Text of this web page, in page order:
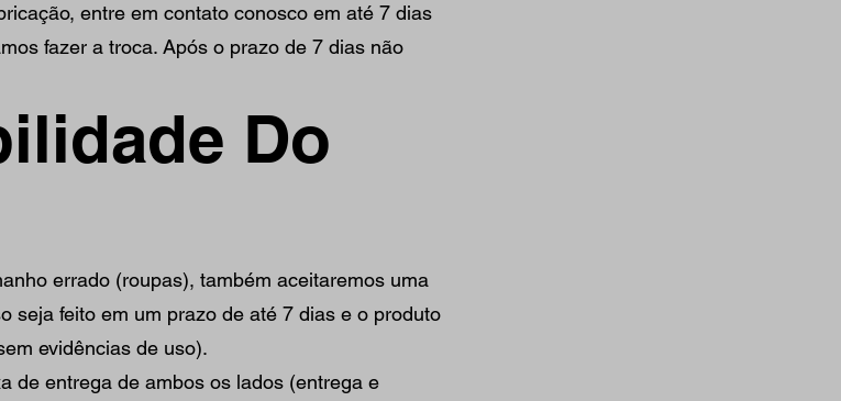
entre em contato conosco em até 7 dias
fazer a troca. Após o prazo de 7 dias não
Do
errado (roupas), também aceitaremos uma
seja feito em um prazo de até 7 dias e o produto
evidências de uso).
de entrega de ambos os lados (entrega e